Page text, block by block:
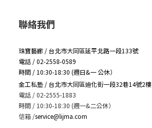
聯絡我們
珠寶藝廊 / 台北市大同區延平北路一段133號
電話 / 02-2558-0589
時間 / 10:30-18:30 (週日&一 公休）
金工私塾 / 台北市大同區迪化街一段32巷14號2樓
電話 / 02-2555-1883
時間 / 10:30-18:30 (週一&二公休）
信箱 /service@lijma.com